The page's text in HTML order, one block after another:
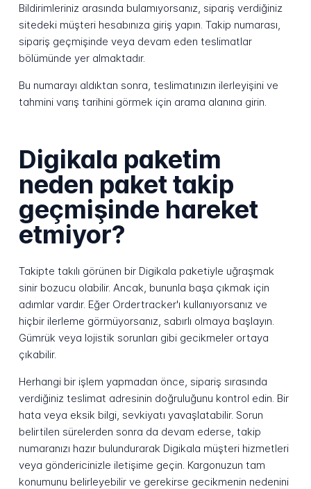
Bildirimleriniz arasında bulamıyorsanız, sipariş verdiğiniz
sitedeki müşteri hesabınıza giriş yapın. Takip numarası,
sipariş geçmişinde veya devam eden teslimatlar
bölümünde yer almaktadır.
Bu numarayı aldıktan sonra, teslimatınızın ilerleyişini ve
tahmini varış tarihini görmek için arama alanına girin.
Digikala paketim
neden paket takip
geçmişinde hareket
etmiyor?
Takipte takılı görünen bir Digikala paketiyle uğraşmak
sinir bozucu olabilir. Ancak, bununla başa çıkmak için
adımlar vardır. Eğer Ordertracker'ı kullanıyorsanız ve
hiçbir ilerleme görmüyorsanız, sabırlı olmaya başlayın.
Gümrük veya lojistik sorunları gibi gecikmeler ortaya
çıkabilir.
Herhangi bir işlem yapmadan önce, sipariş sırasında
verdiğiniz teslimat adresinin doğruluğunu kontrol edin. Bir
hata veya eksik bilgi, sevkiyatı yavaşlatabilir. Sorun
belirtilen sürelerden sonra da devam ederse, takip
numaranızı hazır bulundurarak Digikala müşteri hizmetleri
veya göndericinizle iletişime geçin. Kargonuzun tam
konumunu belirleyebilir ve gerekirse gecikmenin nedenini